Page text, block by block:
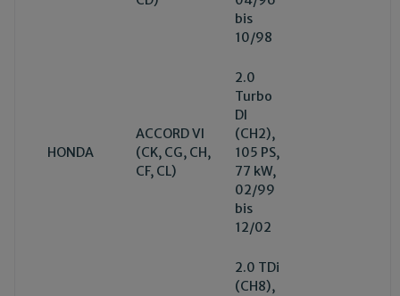
bis
10/98
HONDA
ACCORD VI
(CK, CG, CH,
CF, CL)
2.0
Turbo
DI
(CH2),
105 PS,
77 kW,
02/99
bis
12/02
2.0 TDi
(CH8),